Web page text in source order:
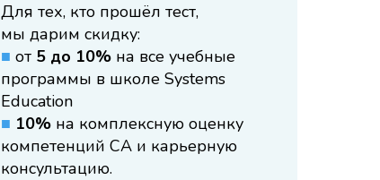
Для тех, кто прошёл тест,
мы дарим скидку:
■ от 5 до 10%на все учебные
программы в школе Systems
Education
■ 10% на комплексную оценку
компетенций СА и карьерную
консультацию.